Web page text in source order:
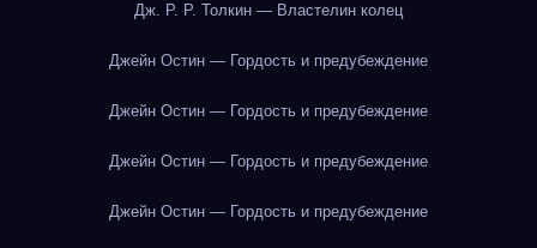
Дж. Р. Р. Толкин — Властелин колец
Джейн Остин — Гордость и предубеждение
Джейн Остин — Гордость и предубеждение
Джейн Остин — Гордость и предубеждение
Джейн Остин — Гордость и предубеждение